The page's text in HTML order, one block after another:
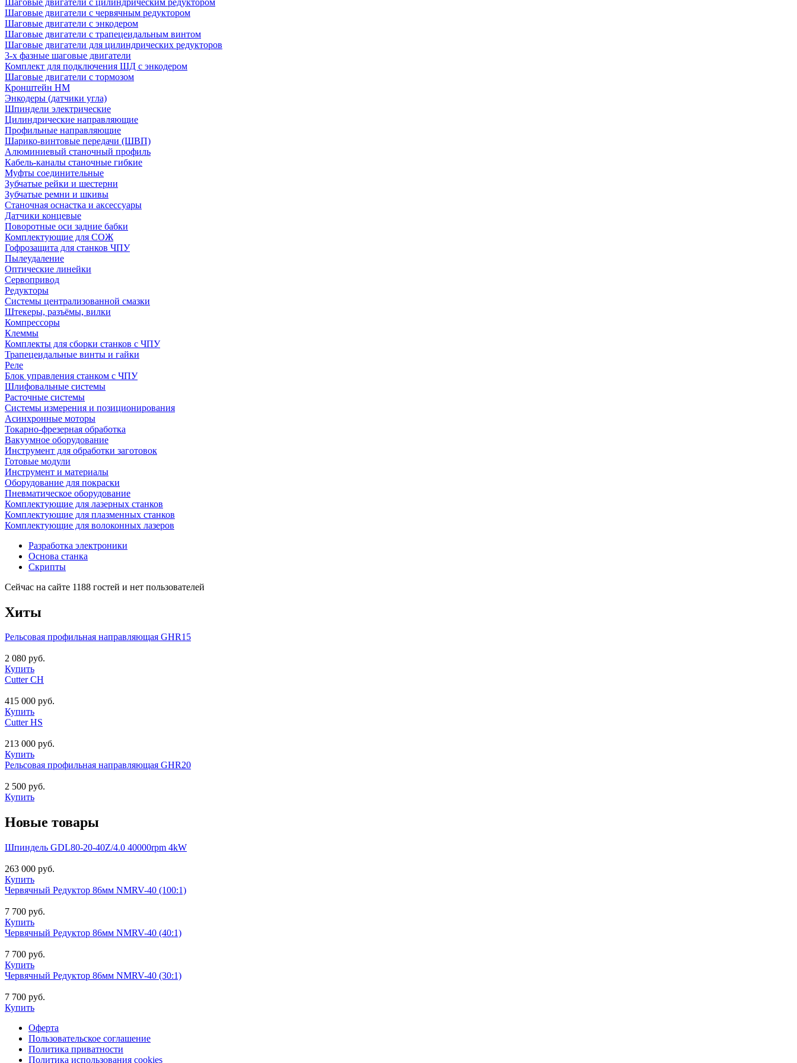
Шаговые двигатели с червячным редуктором
Шаговые двигатели с энкодером
Шаговые двигатели с трапецеидальным винтом
Шаговые двигатели для цилиндрических редукторов
3-х фазные шаговые двигатели
Комплект для подключения ШД с энкодером
Шаговые двигатели с тормозом
Кронштейн HM
Энкодеры (датчики угла)
Шпиндели электрические
Цилиндрические направляющие
Профильные направляющие
Шарико-винтовые передачи (ШВП)
Алюминиевый станочный профиль
Кабель-каналы станочные гибкие
Муфты соединительные
Зубчатые рейки и шестерни
Зубчатые ремни и шкивы
Станочная оснастка и аксессуары
Датчики концевые
Поворотные оси задние бабки
Комплектующие для СОЖ
Гофрозащита для станков ЧПУ
Пылеудаление
Оптические линейки
Сервопривод
Редукторы
Системы централизованной смазки
Штекеры, разъёмы, вилки
Компрессоры
Клеммы
Комплекты для сборки станков с ЧПУ
Трапецеидальные винты и гайки
Реле
Блок управления станком с ЧПУ
Шлифовальные системы
Расточные системы
Системы измерения и позиционирования
Асинхронные моторы
Токарно-фрезерная обработка
Вакуумное оборудование
Инструмент для обработки заготовок
Готовые модули
Инструмент и материалы
Оборудование для покраски
Пневматическое оборудование
Комплектующие для лазерных станков
Комплектующие для плазменных станков
Комплектующие для волоконных лазеров
Разработка электроники
Основа станка
Скрипты
Сейчас на сайте 1188 гостей и нет пользователей
Хиты
Рельсовая профильная направляющая GHR15
2 080 руб.
Купить
Cutter CH
415 000 руб.
Купить
Cutter HS
213 000 руб.
Купить
Рельсовая профильная направляющая GHR20
2 500 руб.
Купить
Новые товары
Шпиндель GDL80-20-40Z/4.0 40000rpm 4kW
263 000 руб.
Купить
Червячный Редуктор 86мм NMRV-40 (100:1)
7 700 руб.
Купить
Червячный Редуктор 86мм NMRV-40 (40:1)
7 700 руб.
Купить
Червячный Редуктор 86мм NMRV-40 (30:1)
7 700 руб.
Купить
Оферта
Пользовательское соглашение
Политика приватности
Политика использования cookies